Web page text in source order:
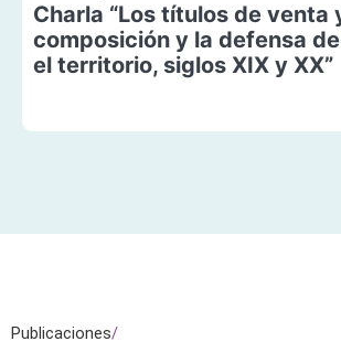
Charla “Los títulos de venta
composición y la defensa
el territorio, siglos XIX y XX”
Publicaciones/